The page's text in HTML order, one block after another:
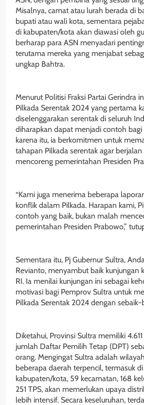
Misalnya, camat atau lurah berada di
bupati atau wali kota, sementara
di kabupaten/kota akan diawasi oleh
berharap para ASN menyadari
terutama mereka yang menjabat
ungkap Bahtra.
Menurut Politisi Fraksi Partai Gerindra
Pilkada Serentak 2024 yang pertama
diselenggarakan serentak di seluruh
diharapkan dapat menjadi contoh bagi
karena itu, ia berkomitmen untuk
tahapan Pilkada serentak agar
mencoreng pemerintahan Presiden
“Kami juga menerima beberapa
konflik dalam Pilkada. Harapan kami,
contoh yang baik, bukan malah
pemerintahan Presiden Prabowo,”
Sementara itu, Pj Gubernur Sultra,
Revianto, menyambut baik kunjungan
RI. Ia menilai kunjungan ini sebagai
motivasi bagi Pemprov Sultra untuk
Pilkada Serentak 2024 dengan sebaik-
Diketahui, Provinsi Sultra memiliki
jumlah Daftar Pemilih Tetap (DPT)
orang. Mengingat Sultra adalah
beberapa daerah terpencil, termasuk di
kabupaten/kota, 59 kecamatan, 168
251 TPS, akan memerlukan upaya
lebih intensif. Secara keseluruhan,